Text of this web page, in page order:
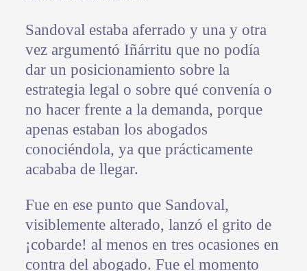
Sandoval estaba aferrado y una y otra
vez argumentó Iñárritu que no podía
dar un posicionamiento sobre la
estrategia legal o sobre qué convenía o
no hacer frente a la demanda, porque
apenas estaban los abogados
conociéndola, ya que prácticamente
acababa de llegar.
Fue en ese punto que Sandoval,
visiblemente alterado, lanzó el grito de
¡cobarde! al menos en tres ocasiones en
contra del abogado. Fue el momento